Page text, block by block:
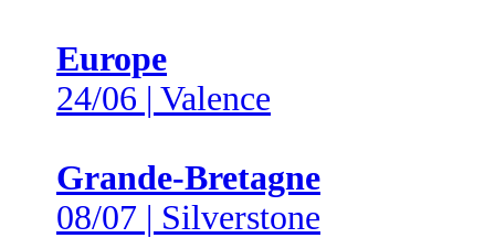
Europe
24/06 | Valence
Grande-Bretagne
08/07 | Silverstone